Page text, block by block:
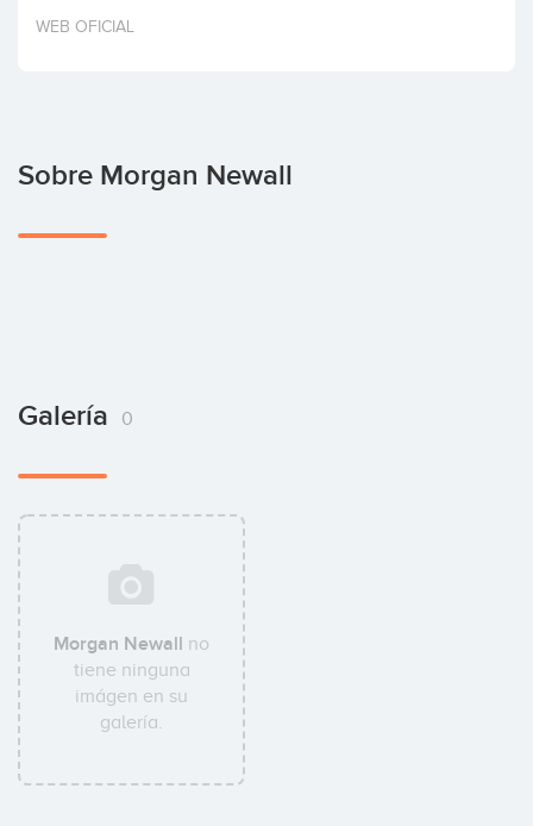
Invertir
WEB OFICIAL
Sobre Morgan Newall
Galería 0
Morgan Newall no
tiene ninguna
imágen en su
galería.